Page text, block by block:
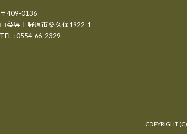
〒409-0136
山梨県上野原市桑久保1922-1
TEL : 0554-66-2329
COPYRIGHT (C)